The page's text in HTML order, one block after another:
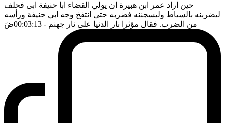
حين اراد عمر ابن هبيرة ان يولي القضاء ابا حنيفة ابى فحلف
ليضربنه بالسياط وليسجننه فضربه حتى انتفخ وجه ابي حنيفة ورأسه
من الضرب. فقال مؤثرا نار الدنيا على نار جهنم - 00:03:13 ضَ